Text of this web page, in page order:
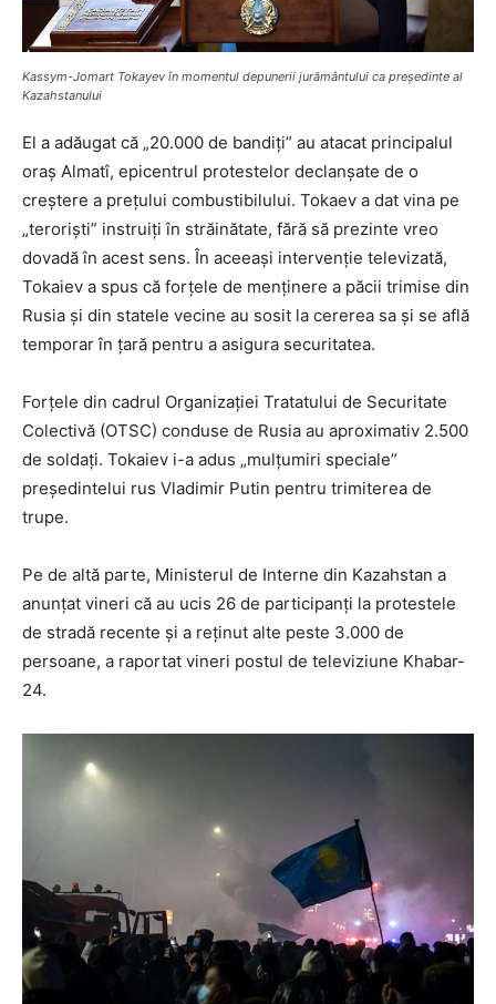
Kassym-Jomart Tokayev în momentul depunerii jurământului ca președinte al
Kazahstanului
El a adăugat că „20.000 de bandiți” au atacat principalul
oraș Almatî, epicentrul protestelor declanșate de o
creștere a prețului combustibilului. Tokaev a dat vina pe
„terorişti” instruiţi în străinătate, fără să prezinte vreo
dovadă în acest sens. În aceeași intervenție televizată,
Tokaiev a spus că forțele de menținere a păcii trimise din
Rusia și din statele vecine au sosit la cererea sa și se află
temporar în țară pentru a asigura securitatea.
Forțele din cadrul Organizației Tratatului de Securitate
Colectivă (OTSC) conduse de Rusia au aproximativ 2.500
de soldați. Tokaiev i-a adus „mulțumiri speciale”
președintelui rus Vladimir Putin pentru trimiterea de
trupe.
Pe de altă parte, Ministerul de Interne din Kazahstan a
anunțat vineri că au ucis 26 de participanți la protestele
de stradă recente și a reținut alte peste 3.000 de
persoane, a raportat vineri postul de televiziune Khabar-
24.